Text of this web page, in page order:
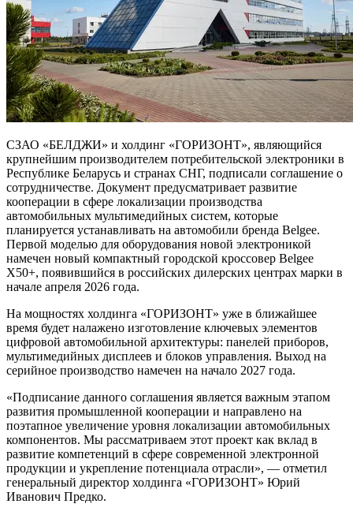
СЗАО «БЕЛДЖИ» и холдинг «ГОРИЗОНТ», являющийся
крупнейшим производителем потребительской электроники в
Республике Беларусь и странах СНГ, подписали соглашение о
сотрудничестве. Документ предусматривает развитие
кооперации в сфере локализации производства
автомобильных мультимедийных систем, которые
планируется устанавливать на автомобили бренда Belgee.
Первой моделью для оборудования новой электроникой
намечен новый компактный городской кроссовер Belgee
X50+, появившийся в российских дилерских центрах марки в
начале апреля 2026 года.
На мощностях холдинга «ГОРИЗОНТ» уже в ближайшее
время будет налажено изготовление ключевых элементов
цифровой автомобильной архитектуры: панелей приборов,
мультимедийных дисплеев и блоков управления. Выход на
серийное производство намечен на начало 2027 года.
«Подписание данного соглашения является важным этапом
развития промышленной кооперации и направлено на
поэтапное увеличение уровня локализации автомобильных
компонентов. Мы рассматриваем этот проект как вклад в
развитие компетенций в сфере современной электронной
продукции и укрепление потенциала отрасли», — отметил
генеральный директор холдинга «ГОРИЗОНТ» Юрий
Иванович Предко.